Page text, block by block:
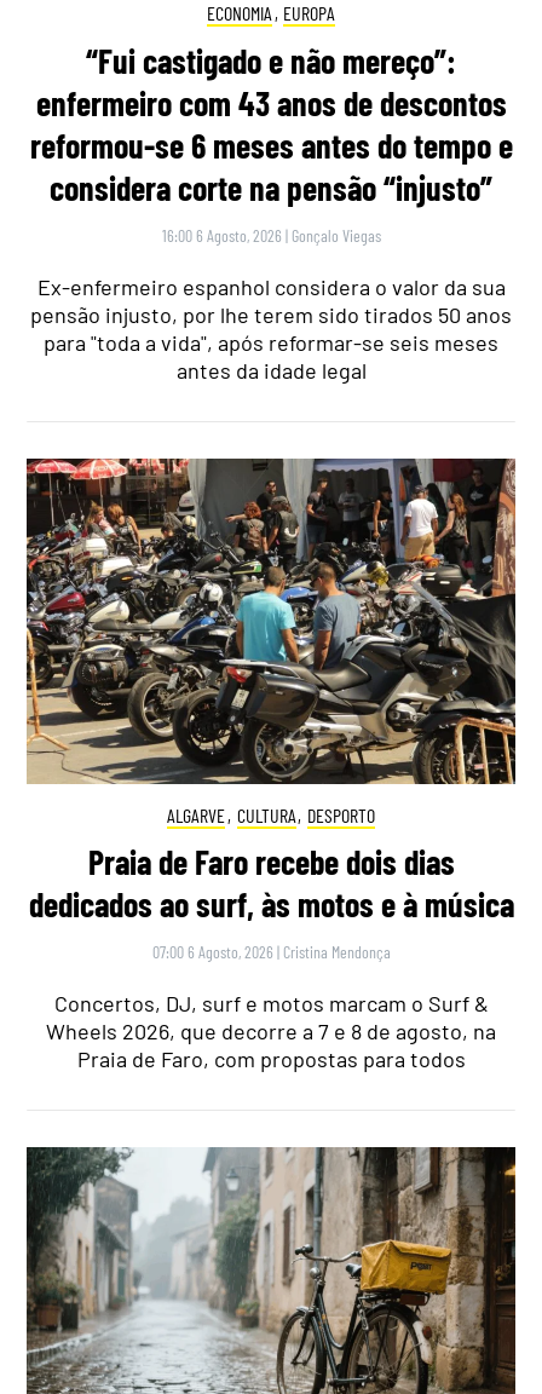
ECONOMIA , EUROPA
“Fui castigado e não mereço”:
enfermeiro com 43 anos de descontos
reformou-se 6 meses antes do tempo e
considera corte na pensão “injusto”
16:00 6 Agosto, 2026 | Gonçalo Viegas
Ex-enfermeiro espanhol considera o valor da sua
pensão injusto, por lhe terem sido tirados 50 anos
para "toda a vida", após reformar-se seis meses
antes da idade legal
ALGARVE, CULTURA, DESPORTO
Praia de Faro recebe dois dias
dedicados ao surf, às motos e à música
07:00 6 Agosto, 2026 | Cristina Mendonça
Concertos, DJ, surf e motos marcam o Surf &
Wheels 2026, que decorre a 7 e 8 de agosto, na
Praia de Faro, com propostas para todos